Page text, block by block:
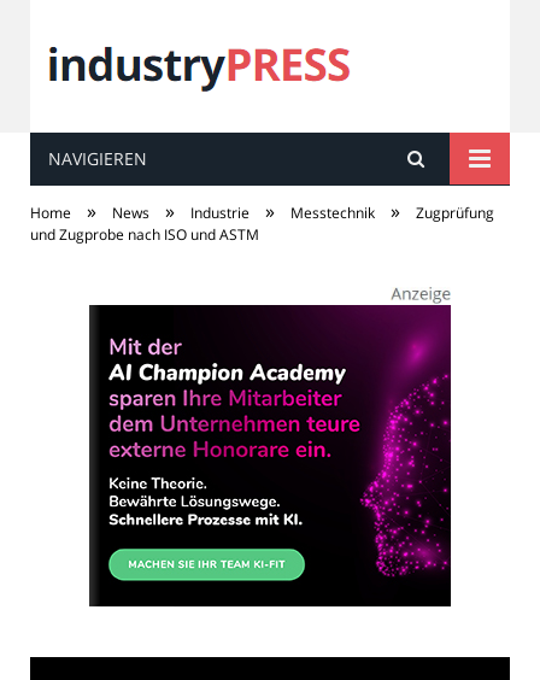
industryPRESS
NAVIGIEREN
Home » News » Industrie » Messtechnik »
Zugprüfung
und Zugprobe nach ISO und ASTM